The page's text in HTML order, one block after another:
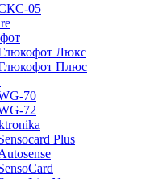
05
Люкс
Плюс
70
72
Plus